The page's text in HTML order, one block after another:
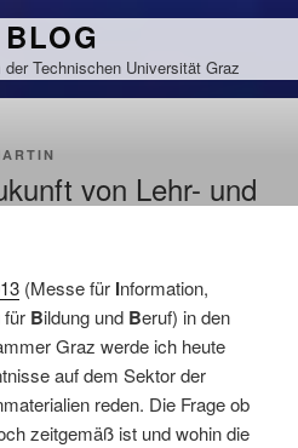
Technischen Universität Graz
von Lehr- und
(Messe für Information,
für Bildung und Beruf) in den
Graz werde ich heute
auf dem Sektor der
reden. Die Frage ob
zeitgemäß ist und wohin die